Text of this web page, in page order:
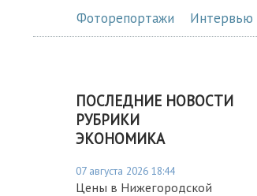
Фоторепортажи Интервью
ПОСЛЕДНИЕ НОВОСТИ
РУБРИКИ
ЭКОНОМИКА
07 августа 2026 18:44
Цены в Нижегородской